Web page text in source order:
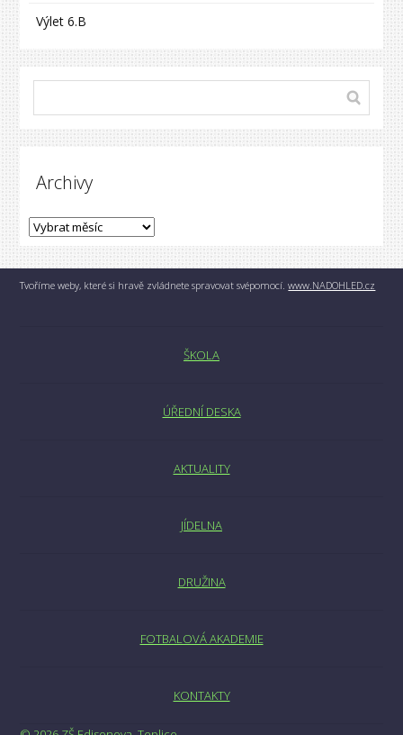
Výlet 6.B
Archivy
Tvoříme weby, které si hravě zvládnete spravovat svépomocí.www.NADOHLED.cz
ŠKOLA
ÚŘEDNÍ DESKA
AKTUALITY
JÍDELNA
DRUŽINA
FOTBALOVÁ AKADEMIE
KONTAKTY